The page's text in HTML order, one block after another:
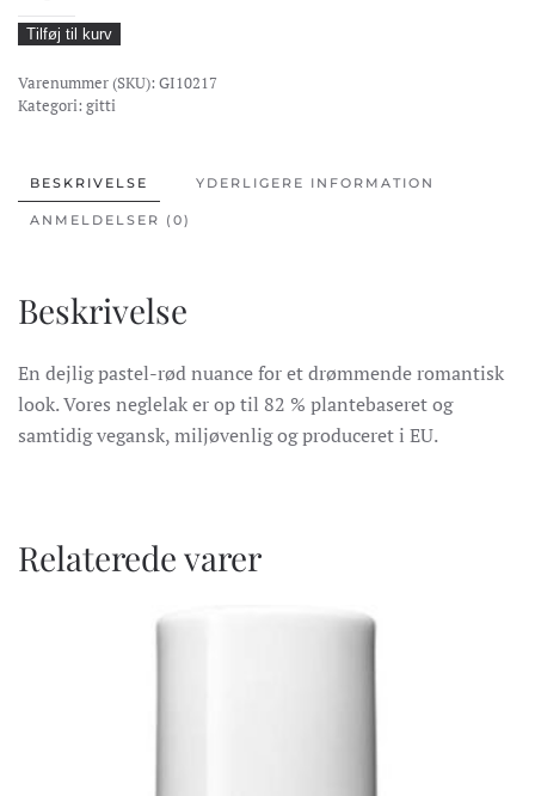
Polish
126
-
Pastel
Tilføj til kurv
Varenummer (SKU): GI10217
Kategori: gitti
BESKRIVELSE YDERLIGERE INFORMATION
ANMELDELSER (0)
Beskrivelse
En dejlig pastel-rød nuance for et drømmende romantisk
look. Vores neglelak er op til 82 % plantebaseret og
samtidig vegansk, miljøvenlig og produceret i EU.
Relaterede varer